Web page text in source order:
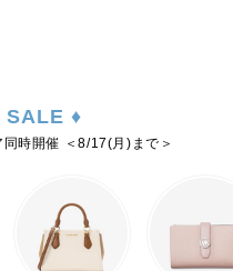
SALE ♦
時開催 ＜8/17(月)まで＞